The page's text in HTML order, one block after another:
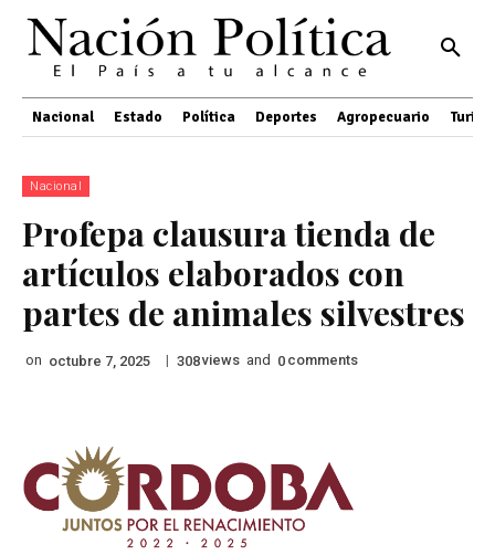
Nacional Estado Política Deportes Agropecuario
Nacional
Profepa clausura tienda de
artículos elaborados con
partes de animales silvestres
on octubre 7, 2025 | 308views and 0 comments